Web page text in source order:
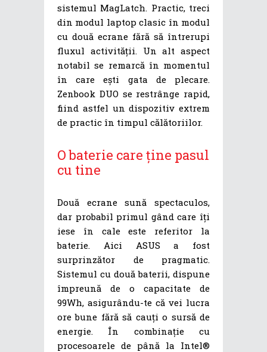
sistemul MagLatch. Practic, treci
din modul laptop clasic în modul
cu două ecrane fără să întrerupi
fluxul activității. Un alt aspect
notabil se remarcă în momentul
în care ești gata de plecare.
Zenbook DUO se restrânge rapid,
fiind astfel un dispozitiv extrem
de practic în timpul călătoriilor.
O baterie care ține pasul
cu tine
Două ecrane sună spectaculos,
dar probabil primul gând care îți
iese în cale este referitor la
baterie. Aici ASUS a fost
surprinzător de pragmatic.
Sistemul cu două baterii, dispune
împreună de o capacitate de
99Wh, asigurându-te că vei lucra
ore bune fără să cauți o sursă de
energie. În combinație cu
procesoarele de până la Intel®